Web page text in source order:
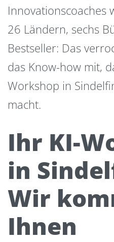
Innovationscoaches
26 Ländern, sechs
Bestseller: Das
das Know-how mit,
Workshop in
macht.
Ihr KI-
in
Wir
Ihnen